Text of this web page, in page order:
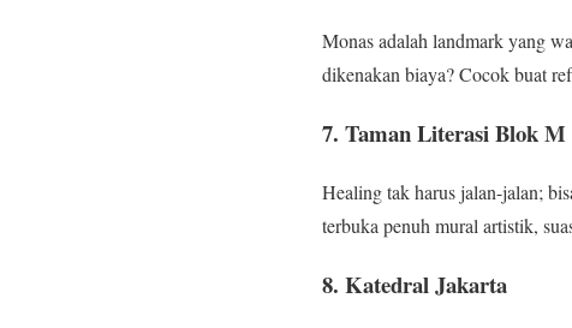
Monas adalah landmark yang
dikenakan biaya? Cocok buat
7. Taman Literasi Blok M
Healing tak harus jalan-jalan;
terbuka penuh mural artistik,
8. Katedral Jakarta